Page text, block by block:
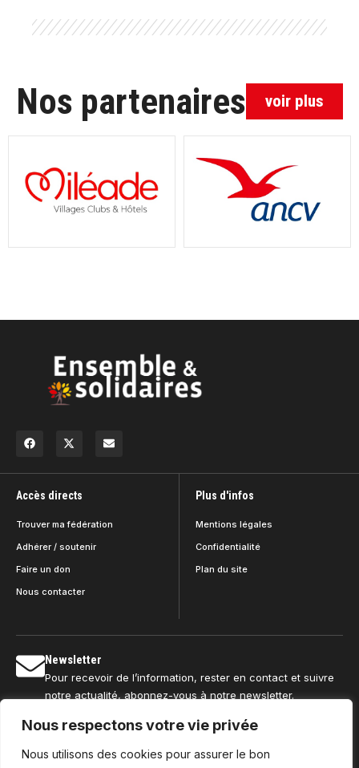
Nous respectons votre vie privée
Nous utilisons des cookies pour assurer le bon
Nos partenaires voir plus
Accès directs
Trouver ma fédération
Adhérer / soutenir
Faire un don
Nous contacter
Plus d'infos
Mentions légales
Confidentialité
Plan du site
Newsletter
Pour recevoir de l’information, rester en contact et suivre
notre actualité, abonnez-vous à notre newsletter.